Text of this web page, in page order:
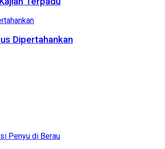
Dipertahankan